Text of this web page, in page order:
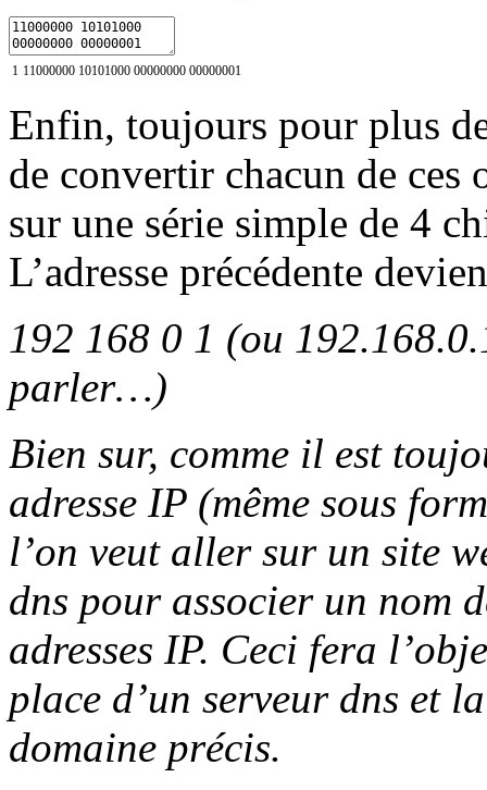
1 11000000 10101000 00000000 00000001
Enfin, toujours pour plus
de convertir chacun de ces
sur une série simple de 4
L’adresse précédente
192 168 0 1 (ou
parler…)
Bien sur, comme il est
adresse IP (même sous
l’on veut aller sur un site
dns pour associer un nom
adresses IP. Ceci fera
place d’un serveur dns et
domaine précis.